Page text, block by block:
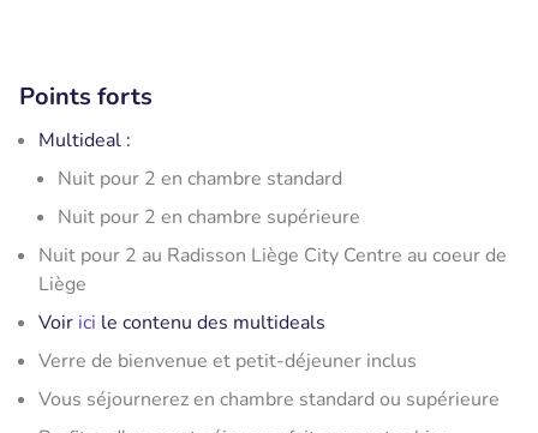
Points forts
Multideal :
Nuit pour 2 en chambre standard
Nuit pour 2 en chambre supérieure
Nuit pour 2 au Radisson Liège City Centre au coeur de
Liège
Voir ici le contenu des multideals
Verre de bienvenue et petit-déjeuner inclus
Vous séjournerez en chambre standard ou supérieure